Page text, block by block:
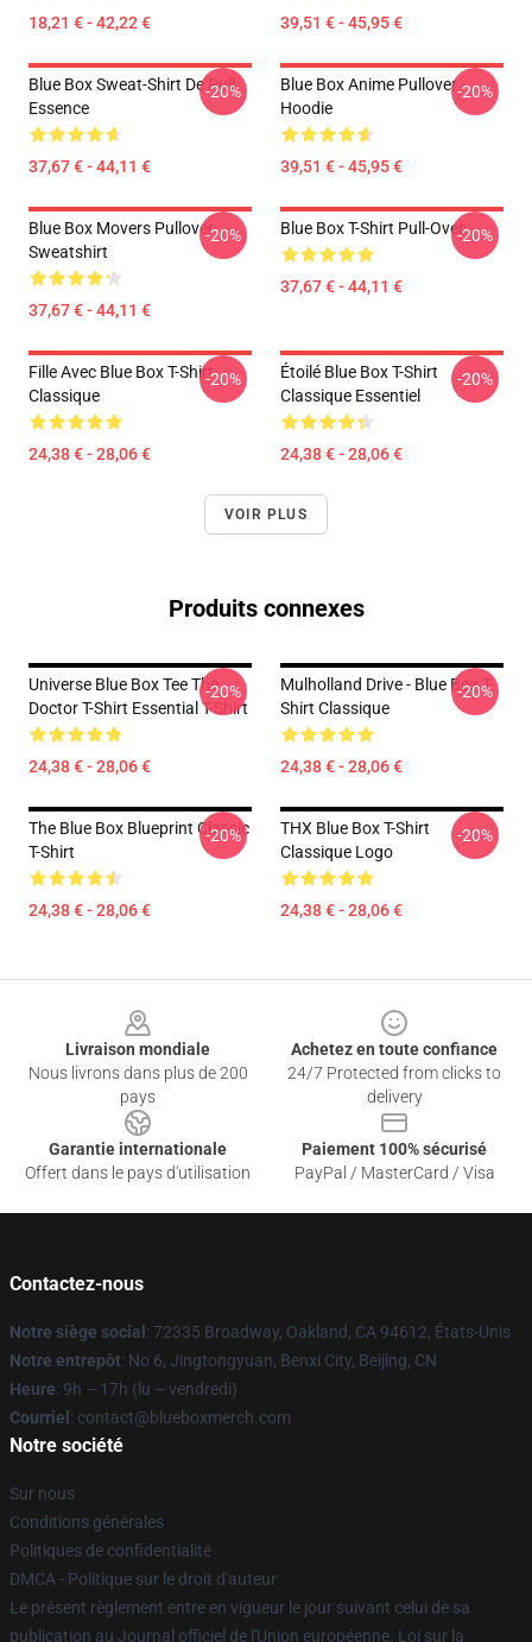
18,21 € - 42,22 € 39,51 € - 45,95 €
Blue Box Sweat-Shirt De Pull
Essence
37,67 € - 44,11 €
-20%
Blue Box Anime Pullover
Hoodie
39,51 € - 45,95 €
-20%
Blue Box Movers Pullover
Sweatshirt
37,67 € - 44,11 €
-20% Blue Box T-Shirt Pull-Over
37,67 € - 44,11 €
-20%
Fille Avec Blue Box T-Shirt
Classique
24,38 € - 28,06 €
-20%
Étoilé Blue Box T-Shirt
Classique Essentiel
24,38 € - 28,06 €
-20%
VOIR PLUS
Produits connexes
Universe Blue Box Tee The
Doctor T-Shirt Essential T-Shirt
24,38 € - 28,06 €
-20%
Mulholland Drive - Blue Box T-
Shirt Classique
24,38 € - 28,06 €
-20%
The Blue Box Blueprint Classic
T-Shirt
24,38 € - 28,06 €
-20%
THX Blue Box T-Shirt
Classique Logo
24,38 € - 28,06 €
-20%
Livraison mondiale
Nous livrons dans plus de 200
pays
Achetez en toute confiance
24/7 Protected from clicks to
delivery
Garantie internationale
Offert dans le pays d'utilisation
Paiement 100% sécurisé
PayPal / MasterCard / Visa
Contactez-nous
Notre siège social : 72335 Broadway, Oakland, CA 94612, États-Unis
Notre entrepôt: No 6, Jingtongyuan, Benxi City, Beijing, CN
Heure: 9h – 17h (lu – vendredi)
Courriel : contact@blueboxmerch.com
Notre société
Sur nous
Conditions générales
Politiques de confidentialité
DMCA - Politique sur le droit d'auteur
Le présent règlement entre en vigueur le jour suivant celui de sa
publication au Journal officiel de l'Union européenne. Loi sur la